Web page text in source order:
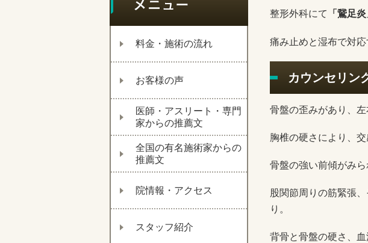
料金・施術の流れ
お客様の声
医師・アスリート・専門
家からの推薦文
全国の有名施術家からの
推薦文
院情報・アクセス
スタッフ紹介
整形外科にて 「鵞足炎
痛み止めと湿布で対
カウンセリン
骨盤の歪みがあり、左
胸椎の硬さにより、
骨盤の強い前傾がみら
股関節周りの筋緊張
り。
背骨と骨盤の硬さ、